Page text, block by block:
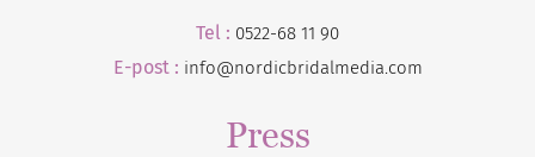
Tel : 0522-68 11 90
E-post : info@nordicbridalmedia.com
Press